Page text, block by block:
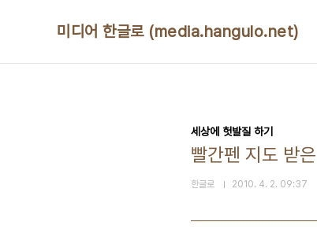
미디어 한글로 (media.hangulo.net)
세상에 헛발질 하기
빨간펜 지도 받
한글로 2010. 4. 2. 09:37